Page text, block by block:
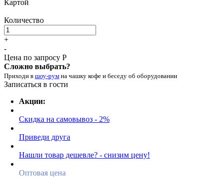
Картой
Количество
+
-
Цена по запросу Р
Сложно выбрать?
Приходи в шоу-рум на чашку кофе и беседу об оборудовании
Записаться в гости
Акции:
Скидка на самовывоз - 2%
Приведи друга
Нашли товар дешевле? - снизим цену!
Оптовая цена